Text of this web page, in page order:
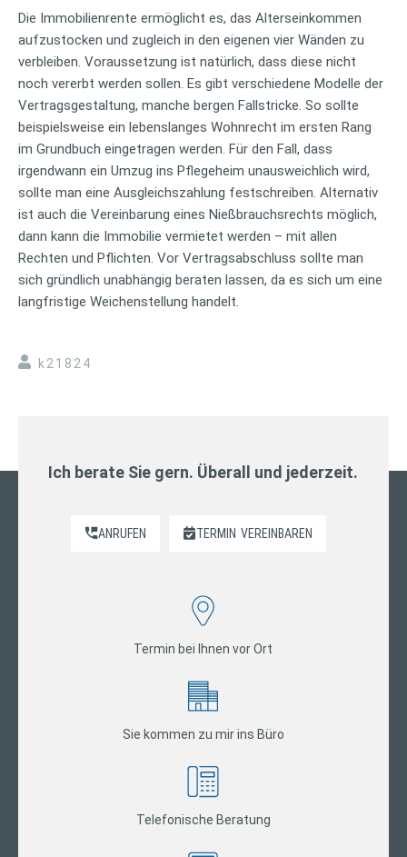
Die Immobilienrente ermöglicht es, das Alterseinkommen
aufzustocken und zugleich in den eigenen vier Wänden zu
verbleiben. Voraussetzung ist natürlich, dass diese nicht
noch vererbt werden sollen. Es gibt verschiedene Modelle der
Vertragsgestaltung, manche bergen Fallstricke. So sollte
beispielsweise ein lebenslanges Wohnrecht im ersten Rang
im Grundbuch eingetragen werden. Für den Fall, dass
irgendwann ein Umzug ins Pflegeheim unausweichlich wird,
sollte man eine Ausgleichszahlung festschreiben. Alternativ
ist auch die Vereinbarung eines Nießbrauchsrechts möglich,
dann kann die Immobilie vermietet werden – mit allen
Rechten und Pflichten. Vor Vertragsabschluss sollte man
sich gründlich unabhängig beraten lassen, da es sich um eine
langfristige Weichenstellung handelt.
k21824
Ich berate Sie gern. Überall und jederzeit.
ANRUFEN TERMIN VEREINBAREN
Termin bei Ihnen vor Ort
Sie kommen zu mir ins Büro
Telefonische Beratung